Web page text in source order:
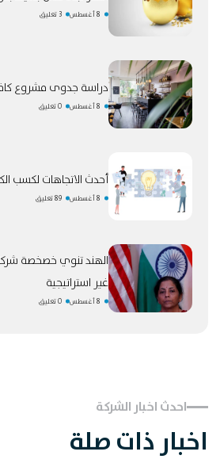
8 أغسطس 3 تعليق
دراسة جدوى مشروع
8 أغسطس 0 تعليق
أحدث الاتجاهات لكسب
8 أغسطس 89 تعليق
الهند تنوي خصخصة
غير استراتيجية
8 أغسطس 0 تعليق
احدث اخبار الشركة
اخبار ذات صلة